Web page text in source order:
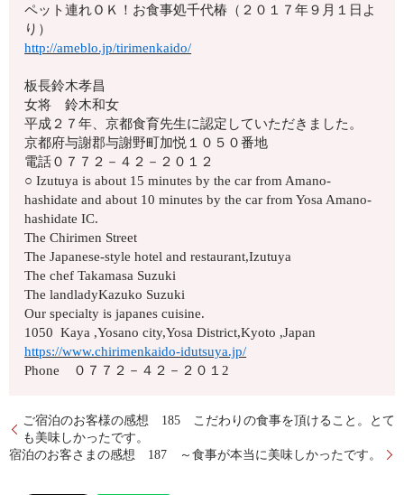
ペット連れＯＫ！お食事処千代椿（２０１７年９月１日よ
り）
http://ameblo.jp/tirimenkaido/
板長鈴木孝昌
女将 鈴木和女
平成２７年、京都食育先生に認定していただきました。
京都府与謝郡与謝野町加悦１０５０番地
電話０７７２－４２－２０１２
○ Izutuya is about 15 minutes by the car from Amano-
hashidate and about 10 minutes by the car from Yosa Amano-
hashidate IC.
The Chirimen Street
The Japanese-style hotel and restaurant,Izutuya
The chef Takamasa Suzuki
The landladyKazuko Suzuki
Our specialty is japanes cuisine.
1050 Kaya ,Yosano city,Yosa District,Kyoto ,Japan
https://www.chirimenkaido-idutsuya.jp/
Phone ０７７２－４２－２０１2
ご宿泊のお客様の感想 185 こだわりの食事を頂けること。とて
も美味しかったです。
宿泊のお客さまの感想 187 ～食事が本当に美味しかったです。